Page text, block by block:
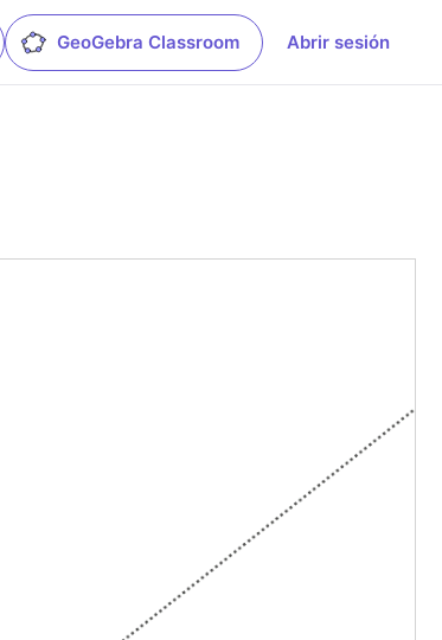
GeoGebra Classroom Abrir sesión